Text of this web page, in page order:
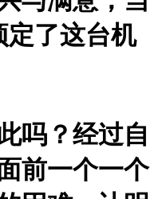
定了这台机
吗？经过自
前一个一个